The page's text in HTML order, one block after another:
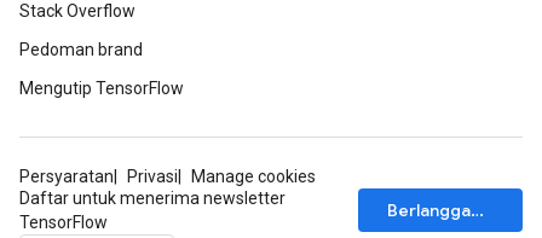
Stack Overflow
Pedoman brand
Mengutip TensorFlow
Persyaratan Privasi
Manage cookies
Daftar untuk menerima newsletter
TensorFlow
Berlangganan